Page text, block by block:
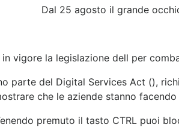
Dal 25 agosto il grande
vigore la legislazione dell per
parte del Digital Services Act (),
che le aziende stanno
premuto il tasto CTRL puoi